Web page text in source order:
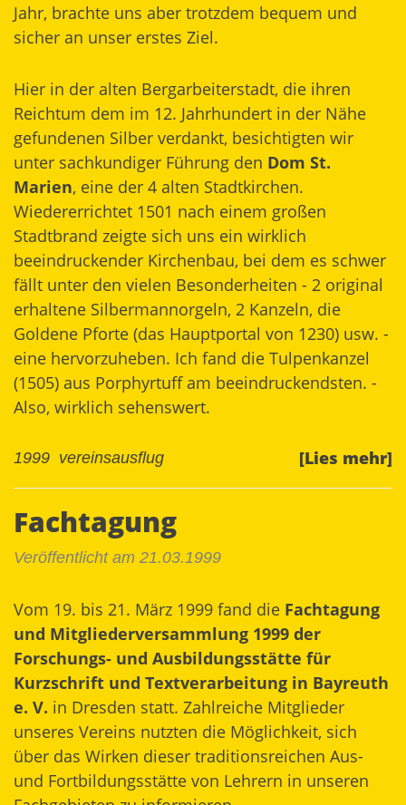
Jahr, brachte uns aber trotzdem bequem und
sicher an unser erstes Ziel.
Hier in der alten Bergarbeiterstadt, die ihren
Reichtum dem im 12. Jahrhundert in der Nähe
gefundenen Silber verdankt, besichtigten wir
unter sachkundiger Führung den Dom St.
Marien, eine der 4 alten Stadtkirchen.
Wiedererrichtet 1501 nach einem großen
Stadtbrand zeigte sich uns ein wirklich
beeindruckender Kirchenbau, bei dem es schwer
fällt unter den vielen Besonderheiten - 2 original
erhaltene Silbermannorgeln, 2 Kanzeln, die
Goldene Pforte (das Hauptportal von 1230) usw. -
eine hervorzuheben. Ich fand die Tulpenkanzel
(1505) aus Porphyrtuff am beeindruckendsten. -
Also, wirklich sehenswert.
[Lies mehr]
1999 vereinsausflug
Fachtagung
Veröffentlicht am 21.03.1999
Vom 19. bis 21. März 1999 fand die Fachtagung
und Mitgliederversammlung 1999 der
Forschungs- und Ausbildungsstätte für
Kurzschrift und Textverarbeitung in Bayreuth
e. V. in Dresden statt. Zahlreiche Mitglieder
unseres Vereins nutzten die Möglichkeit, sich
über das Wirken dieser traditionsreichen Aus-
und Fortbildungsstätte von Lehrern in unseren